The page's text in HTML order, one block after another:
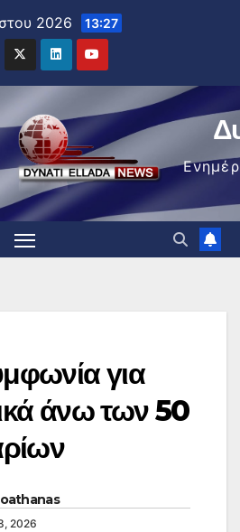
2026 13:27
για
άνω των 50
2026